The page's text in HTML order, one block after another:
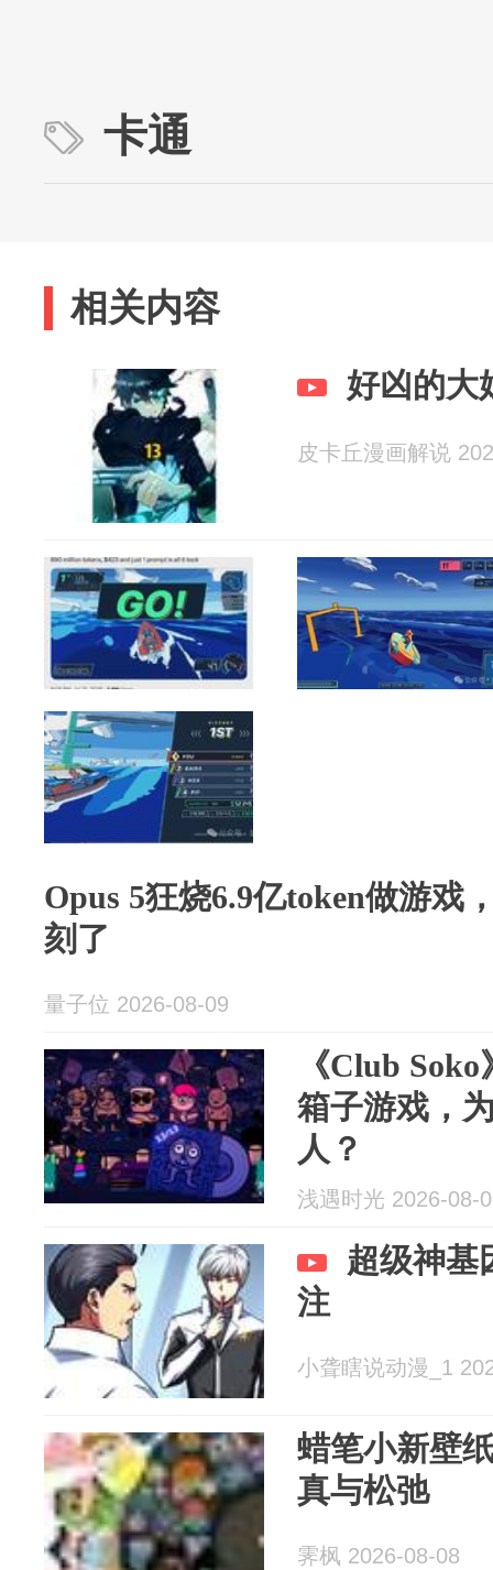
卡通
相关内容
好凶的大
皮卡丘漫画解说
Opus 5狂烧6.9亿token做游戏
刻了
量子位 2026-08-09
《Club
箱子游戏，
人？
浅遇时光 2026-08-
超级神基
注
小聋瞎说动漫_1
蜡笔小新壁
真与松弛
霁枫 2026-08-08